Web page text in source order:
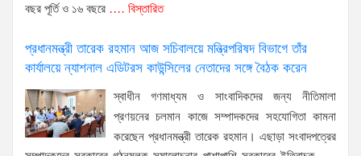
বছর পূর্তি ও ১৬ বছরে .... বিস্তারিত
প্রধানমন্ত্রী তারেক রহমান আজ সচিবালয়ে মন্ত্রিপরিষদ বিভাগে তাঁর
কার্যালয়ে ন্যাশনাল এডিটরস কাউন্সিলের নেতাদের সঙ্গে বৈঠক করেন
স্বাধীন গণমাধ্যম ও সাংবাদিকদের জন্য নীতিমালা
প্রণয়নের চলমান কাজে সম্পাদকদের সহযোগিতা কামনা
করেছেন প্রধানমন্ত্রী তারেক রহমান। এছাড়া সংবাদপত্রের